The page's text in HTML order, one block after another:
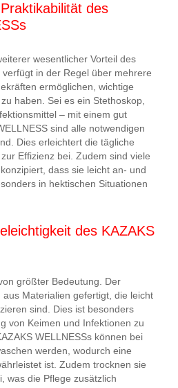
des
wesentlicher Vorteil des
verfügt in der Regel über mehrere
ermöglichen, wichtige
haben. Sei es ein Stethoskop,
– mit einem gut
sind alle notwendigen
Dies erleichtert die tägliche
Effizienz bei. Zudem sind viele
dass sie leicht an- und
in hektischen Situationen
des KAZAKS
größter Bedeutung. Der
aus Materialien gefertigt, die leicht
sind. Dies ist besonders
von Keimen und Infektionen zu
WELLNESSs können bei
werden, wodurch eine
ist. Zudem trocknen sie
was die Pflege zusätzlich